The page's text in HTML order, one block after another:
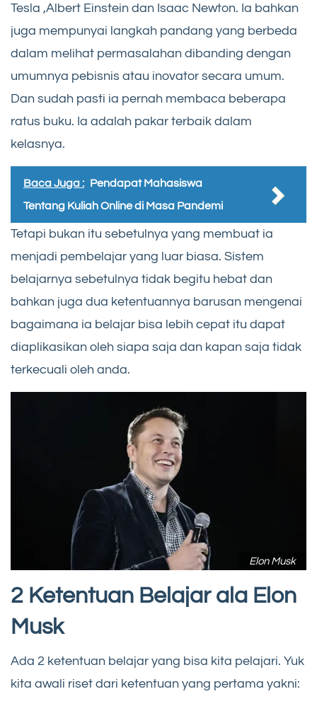
Tesla ,Albert Einstein dan Isaac Newton. Ia bahkan
juga mempunyai langkah pandang yang berbeda
dalam melihat permasalahan dibanding dengan
umumnya pebisnis atau inovator secara umum.
Dan sudah pasti ia pernah membaca beberapa
ratus buku. Ia adalah pakar terbaik dalam
kelasnya.
Baca Juga : Pendapat Mahasiswa
Tentang Kuliah Online di Masa Pandemi
Tetapi bukan itu sebetulnya yang membuat ia
menjadi pembelajar yang luar biasa. Sistem
belajarnya sebetulnya tidak begitu hebat dan
bahkan juga dua ketentuannya barusan mengenai
bagaimana ia belajar bisa lebih cepat itu dapat
diaplikasikan oleh siapa saja dan kapan saja tidak
terkecuali oleh anda.
Elon Musk
2 Ketentuan Belajar ala Elon
Musk
Ada 2 ketentuan belajar yang bisa kita pelajari. Yuk
kita awali riset dari ketentuan yang pertama yakni: